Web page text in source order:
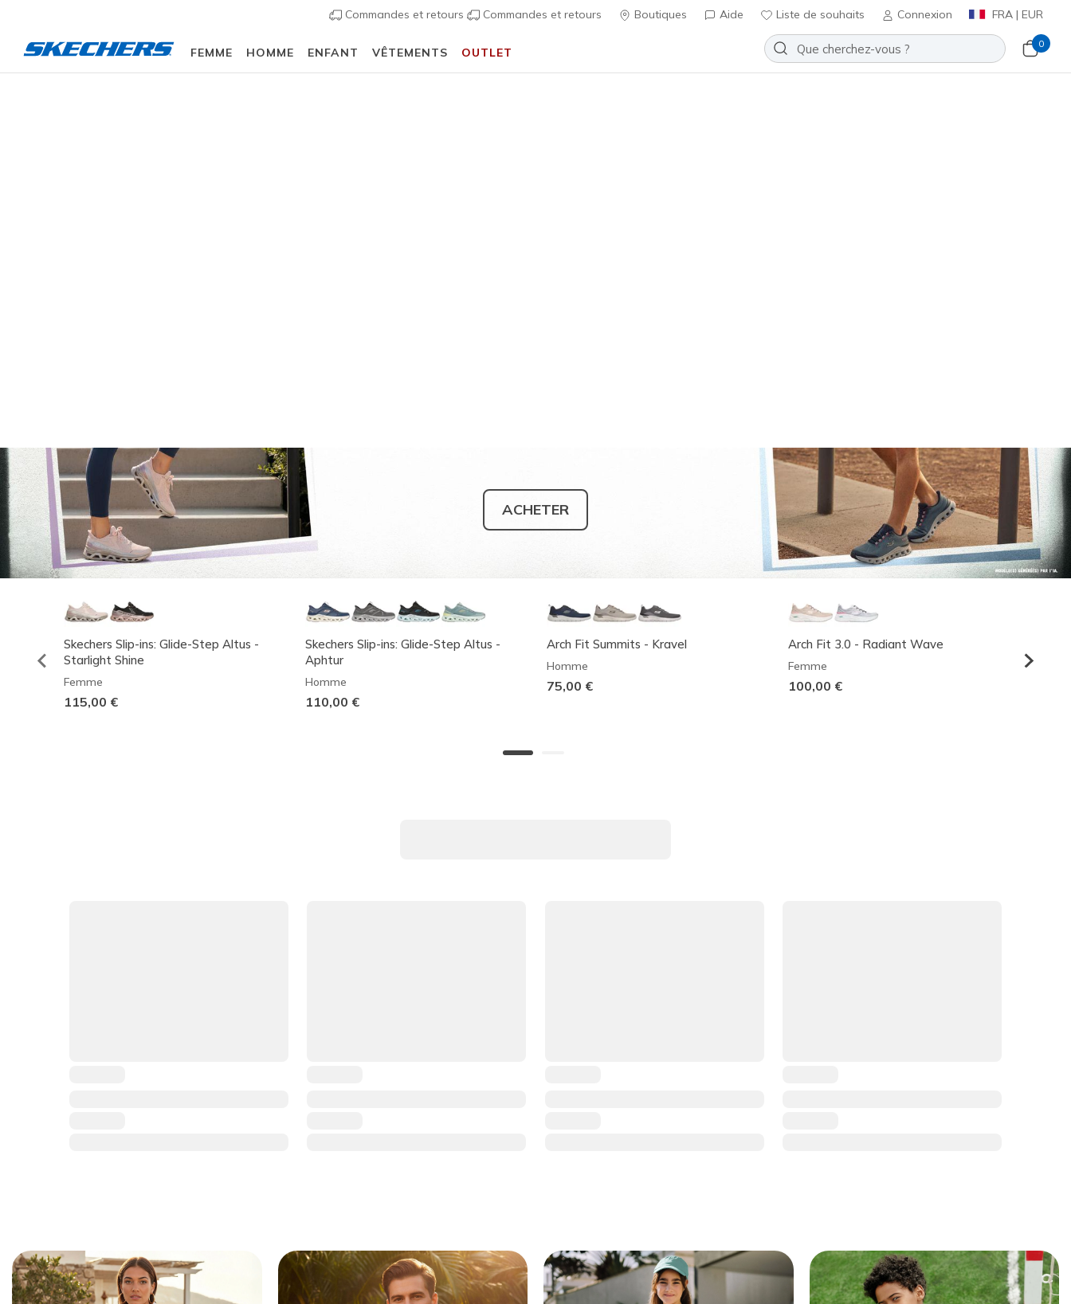
Commandes et retours Commandes et retours Boutiques Aide Liste de souhaits Connexion FRA | EUR
FEMME HOMME ENFANT VÊTEMENTS OUTLET
0
ACHETER
Skechers Slip-ins: Glide-Step Altus -
Starlight Shine
Femme
115,00 €
Skechers Slip-ins: Glide-Step Altus -
Aphtur
Homme
110,00 €
Arch Fit Summits - Kravel
Homme
75,00 €
Arch Fit 3.0 - Radiant Wave
Femme
100,00 €
Homme